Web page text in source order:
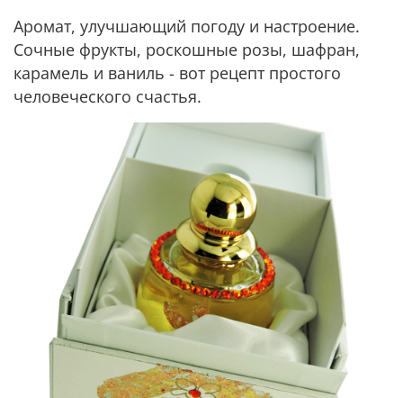
Аромат, улучшающий погоду и настроение.
Сочные фрукты, роскошные розы, шафран,
карамель и ваниль - вот рецепт простого
человеческого счастья.